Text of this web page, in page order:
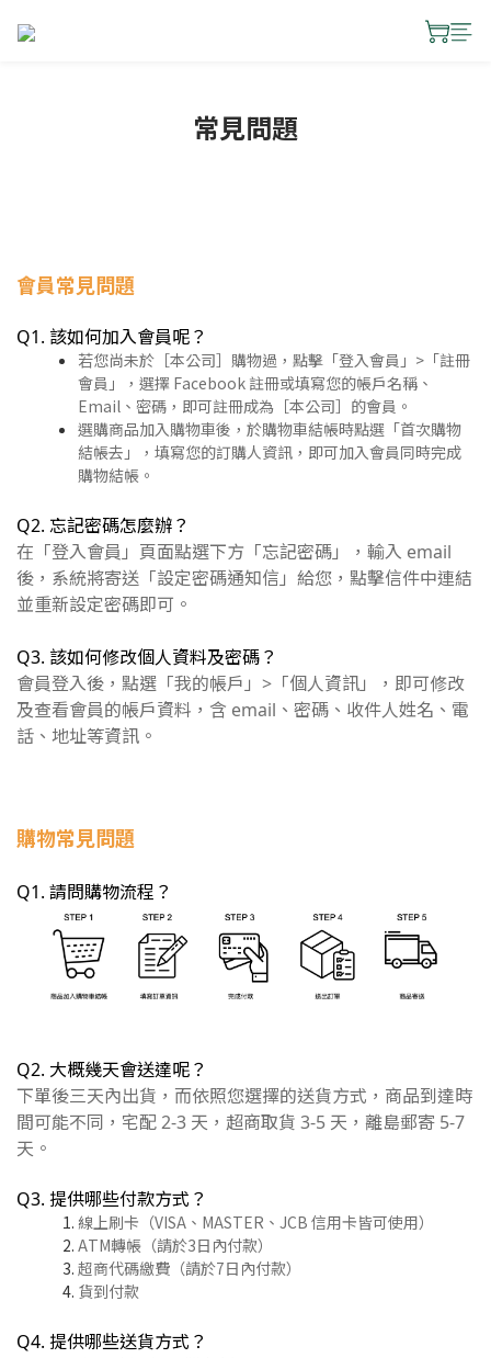
常見問題
會員常見問題
Q1. 該如何加入會員呢？
若您尚未於［本公司］購物過，點擊「登入會員」>「註冊
會員」，選擇 Facebook 註冊或填寫您的帳戶名稱、
Email、密碼，即可註冊成為［本公司］的會員。
選購商品加入購物車後，於購物車結帳時點選「首次購物
結帳去」，填寫您的訂購人資訊，即可加入會員同時完成
購物結帳。
Q2. 忘記密碼怎麼辦？
在「登入會員」頁面點選下方「忘記密碼」，輸入 email
後，系統將寄送「設定密碼通知信」給您，點擊信件中連結
並重新設定密碼即可。
Q3. 該如何修改個人資料及密碼？
會員登入後，點選「我的帳戶」>「個人資訊」，即可修改
及查看會員的帳戶資料，含 email、密碼、收件人姓名、電
話、地址等資訊。
購物常見問題
Q1. 請問購物流程？
Q2. 大概幾天會送達呢？
下單後三天內出貨，而依照您選擇的送貨方式，商品到達時
間可能不同，宅配 2-3 天，超商取貨 3-5 天，離島郵寄 5-7
天。
Q3. 提供哪些付款方式？
線上刷卡（VISA、MASTER、JCB 信用卡皆可使用）
ATM轉帳（請於3日內付款）
超商代碼繳費（請於7日內付款）
貨到付款
Q4. 提供哪些送貨方式？